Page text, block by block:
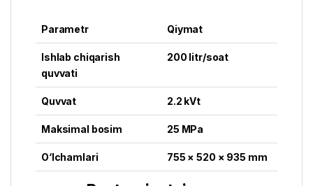
Parametr Qiymat
Ishlab chiqarish
quvvati
200 litr/soat
Quvvat 2.2 kVt
Maksimal bosim 25 MPa
O‘lchamlari 755 × 520 × 935 mm